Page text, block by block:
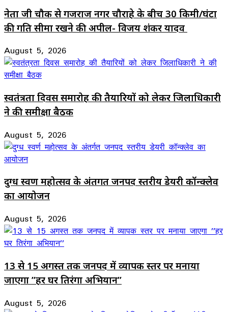
नेता जी चौक से गजराज नगर चौराहे के बीच 30 किमी/घंटा
की गति सीमा रखने की अपील- विजय शंकर यादव
August 5, 2026
स्वतंत्रता दिवस समारोह की तैयारियों को लेकर जिलाधिकारी
ने की समीक्षा बैठक
August 5, 2026
दुग्ध स्वर्ण महोत्सव के अंतर्गत जनपद स्तरीय डेयरी कॉन्क्लेव
का आयोजन
August 5, 2026
13 से 15 अगस्त तक जनपद में व्यापक स्तर पर मनाया
जाएगा ’’हर घर तिरंगा अभियान’’
August 5, 2026